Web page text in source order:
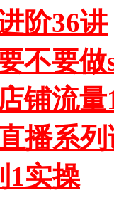
阶36讲
不要做
铺流量
播系列
1实操